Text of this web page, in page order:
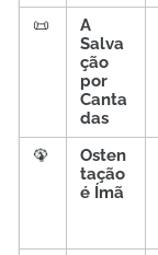
📜
A
Salva
ção
por
Canta
das
🦚
Osten
tação
é Ímã